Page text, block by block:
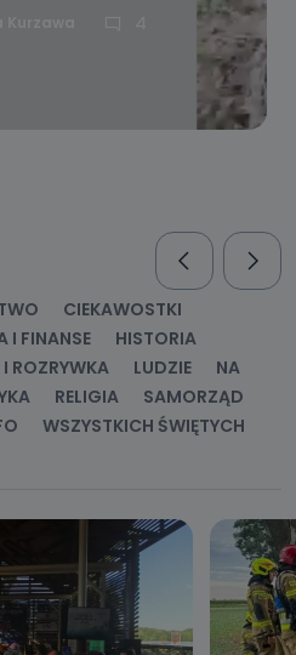
CIEKAWOSTKI
I FINANSE
HISTORIA
ROZRYWKA LUDZIE
NA
RELIGIA
SAMORZĄD
WSZYSTKICH ŚWIĘTYCH